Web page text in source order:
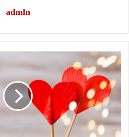
admln
عيد
الحب